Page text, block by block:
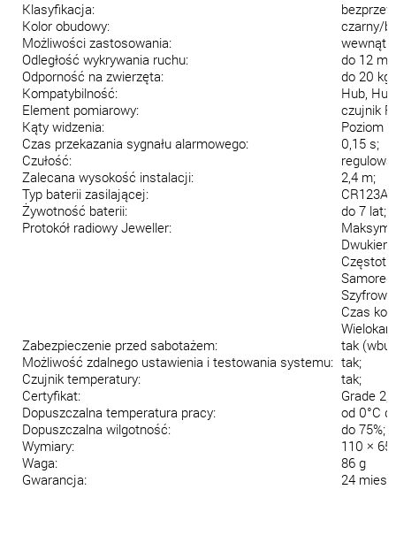
Klasyfikacja:
Kolor obudowy:
czarny/
Możliwości zastosowania:
Odległość wykrywania ruchu:
do 12 m;
Odporność na zwierzęta:
do 20
Kompatybilność:
Hub,
Element pomiarowy:
czujnik
Kąty widzenia:
Poziom -
Czas przekazania sygnału alarmowego:
0,15 s;
Czułość:
Zalecana wysokość instalacji:
2,4 m;
Typ baterii zasilającej:
CR123A,
Żywotność baterii:
do 7 lat;
Protokół radiowy Jeweller:
Czas
Zabezpieczenie przed sabotażem:
tak
Możliwość zdalnego ustawienia i testowania systemu: tak;
Czujnik temperatury:
tak;
Certyfikat:
Grade 2,
Dopuszczalna temperatura pracy:
od 0°C
Dopuszczalna wilgotność:
do 75%;
Wymiary:
110 ×
Waga:
86 g
Gwarancja:
24